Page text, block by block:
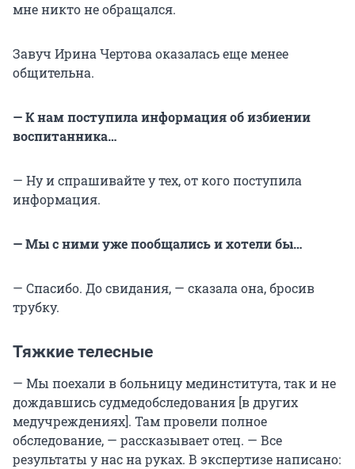
мне никто не обращался.
Завуч Ирина Чертова оказалась еще менее
общительна.
— К нам поступила информация об избиении
воспитанника…
— Ну и спрашивайте у тех, от кого поступила
информация.
— Мы с ними уже пообщались и хотели бы…
— Спасибо. До свидания, — сказала она, бросив
трубку.
Тяжкие телесные
— Мы поехали в больницу мединститута, так и не
дождавшись судмедобследования [в других
медучреждениях]. Там провели полное
обследование, — рассказывает отец. — Все
результаты у нас на руках. В экспертизе написано: